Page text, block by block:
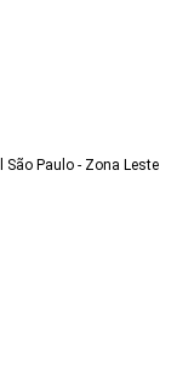
São Paulo - Zona Leste